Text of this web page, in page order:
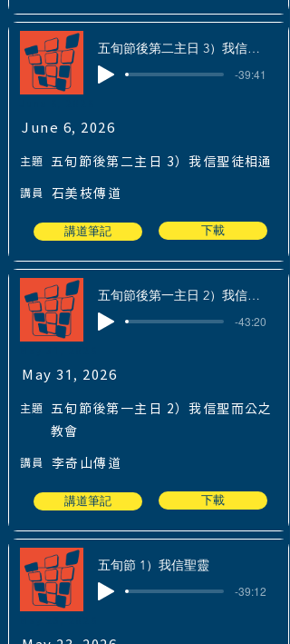
五旬節後第二主日 3）我信聖徒相通
-39:41
June 6, 2026
主題 五旬節後第二主日 3）我信聖徒相通
講員 石美枝傳道
講道筆記 下載
五旬節後第一主日 2）我信聖而公之教會
-43:20
May 31, 2026
主題
五旬節後第一主日 2）我信聖而公之
教會
講員 李奇山傳道
講道筆記 下載
五旬節 1）我信聖靈
-39:12